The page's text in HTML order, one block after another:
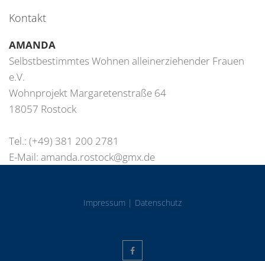
Kontakt
AMANDA
Selbstbestimmtes Wohnen alleinerziehender Frauen
e.V.
Wohnprojekt Margaretenstraße 64
18057 Rostock
Tel.: (+49) 381 200 2781
E-Mail: amanda.rostock@gmx.de
Impressum | Datenschutz